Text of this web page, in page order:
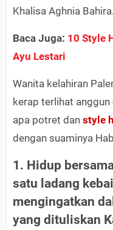
Khalisa Aghnia Bahira.
Baca Juga: 10 Style
Ayu Lestari
Wanita kelahiran
kerap terlihat
apa potret dan style
dengan suaminya
1. Hidup
satu ladang
mengingatkan
yang dituliskan